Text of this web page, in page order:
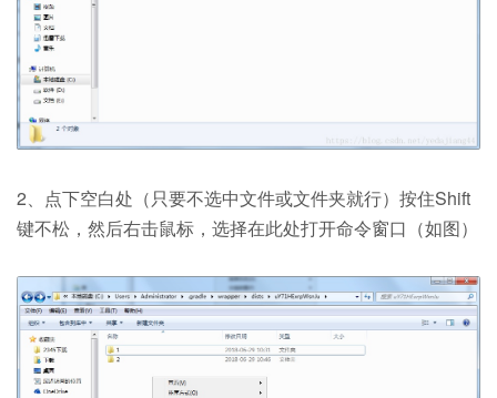
2、点下空白处（只要不选中文件或文件夹就行）按住Shift
键不松，然后右击鼠标，选择在此处打开命令窗口（如图）